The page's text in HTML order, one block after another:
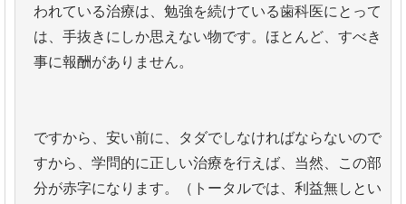
われている治療は、勉強を続けている歯科医にとって
は、手抜きにしか思えない物です。ほとんど、すべき
事に報酬がありません。
ですから、安い前に、タダでしなければならないので
すから、学問的に正しい治療を行えば、当然、この部
分が赤字になります。（トータルでは、利益無しとい